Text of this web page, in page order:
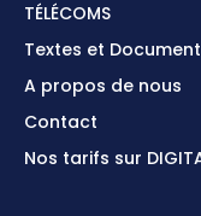
TÉLÉCOMS
Textes et
A propos de nous
Contact
Nos tarifs sur